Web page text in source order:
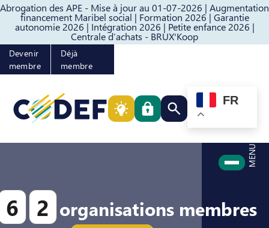
Abrogation des APE - Mise à jour au 01-07-2026 | Augmentation
financement Maribel social | Formation 2026 | Garantie
autonomie 2026 | Intégration 2026 | Petite enfance 2026 |
Centrale d’achats - BRUX'Koop
Passer au contenuPasser au pied de page
Devenir
membre
Déjà
membre
Rechercher quelque
FR
MENU
6 2 organisations membres